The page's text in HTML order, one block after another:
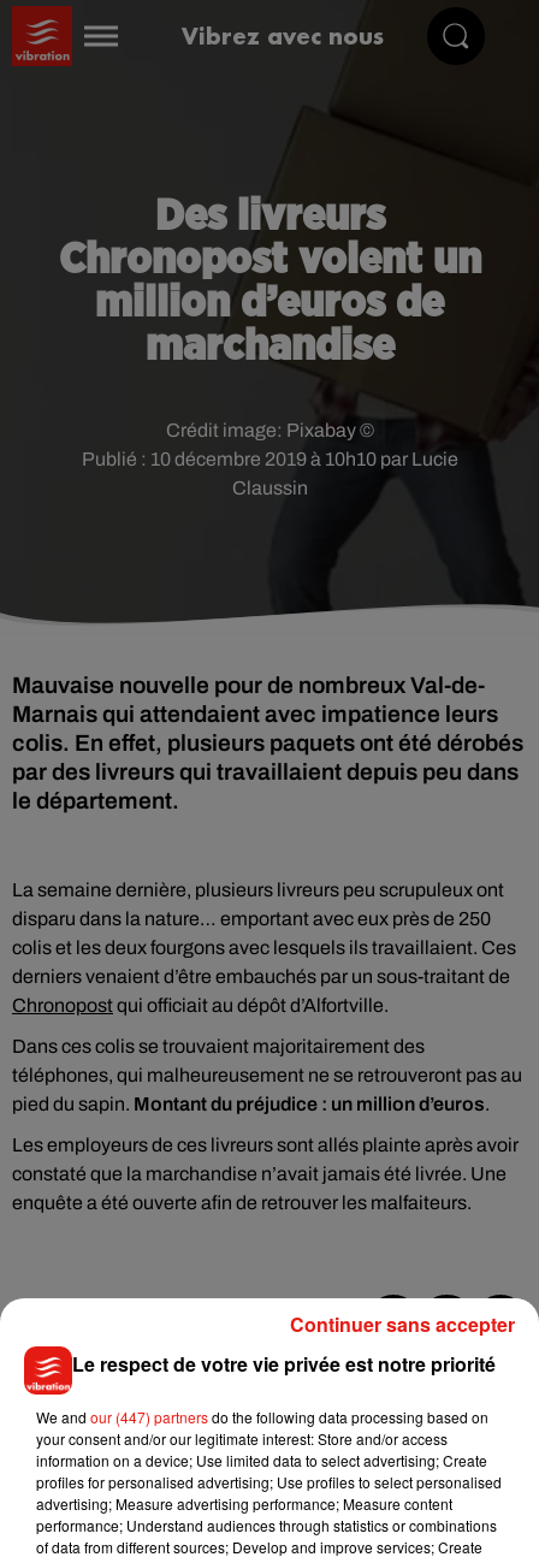
Vibrez avec nous
Des livreurs
Chronopost volent un
million d’euros de
marchandise
Publié : 10 décembre 2019 à 10h10 par Lucie
Claussin
Crédit image: Pixabay ©
Mauvaise nouvelle pour de nombreux Val-de-
Marnais qui attendaient avec impatience leurs
colis. En effet, plusieurs paquets ont été dérobés
par des livreurs qui travaillaient depuis peu dans
le département.
La semaine dernière, plusieurs livreurs peu scrupuleux ont
disparu dans la nature… emportant avec eux près de 250
colis et les deux fourgons avec lesquels ils travaillaient. Ces
derniers venaient d’être embauchés par un sous-traitant de
Chronopostqui officiait au dépôt d’Alfortville.
Dans ces colis se trouvaient majoritairement des
téléphones, qui malheureusement ne se retrouveront pas au
pied du sapin. Montant du préjudice : un million d’euros.
Les employeurs de ces livreurs sont allés plainte après avoir
constaté que la marchandise n’avait jamais été livrée. Une
enquête a été ouverte afin de retrouver les malfaiteurs.
Musique
7 août 2026
Julien Lieb s’essaye à la vie de chatelain
dans son nouveau clip
Le respect de votre vie privée est notre priorité
We and our (447) partnersdo the following data processing based on
your consent and/or our legitimate interest: Store and/or access
information on a device; Use limited data to select advertising; Create
profiles for personalised advertising; Use profiles to select personalised
advertising; Measure advertising performance; Measure content
performance; Understand audiences through statistics or combinations
of data from different sources; Develop and improve services; Create
Continuer sans accepter